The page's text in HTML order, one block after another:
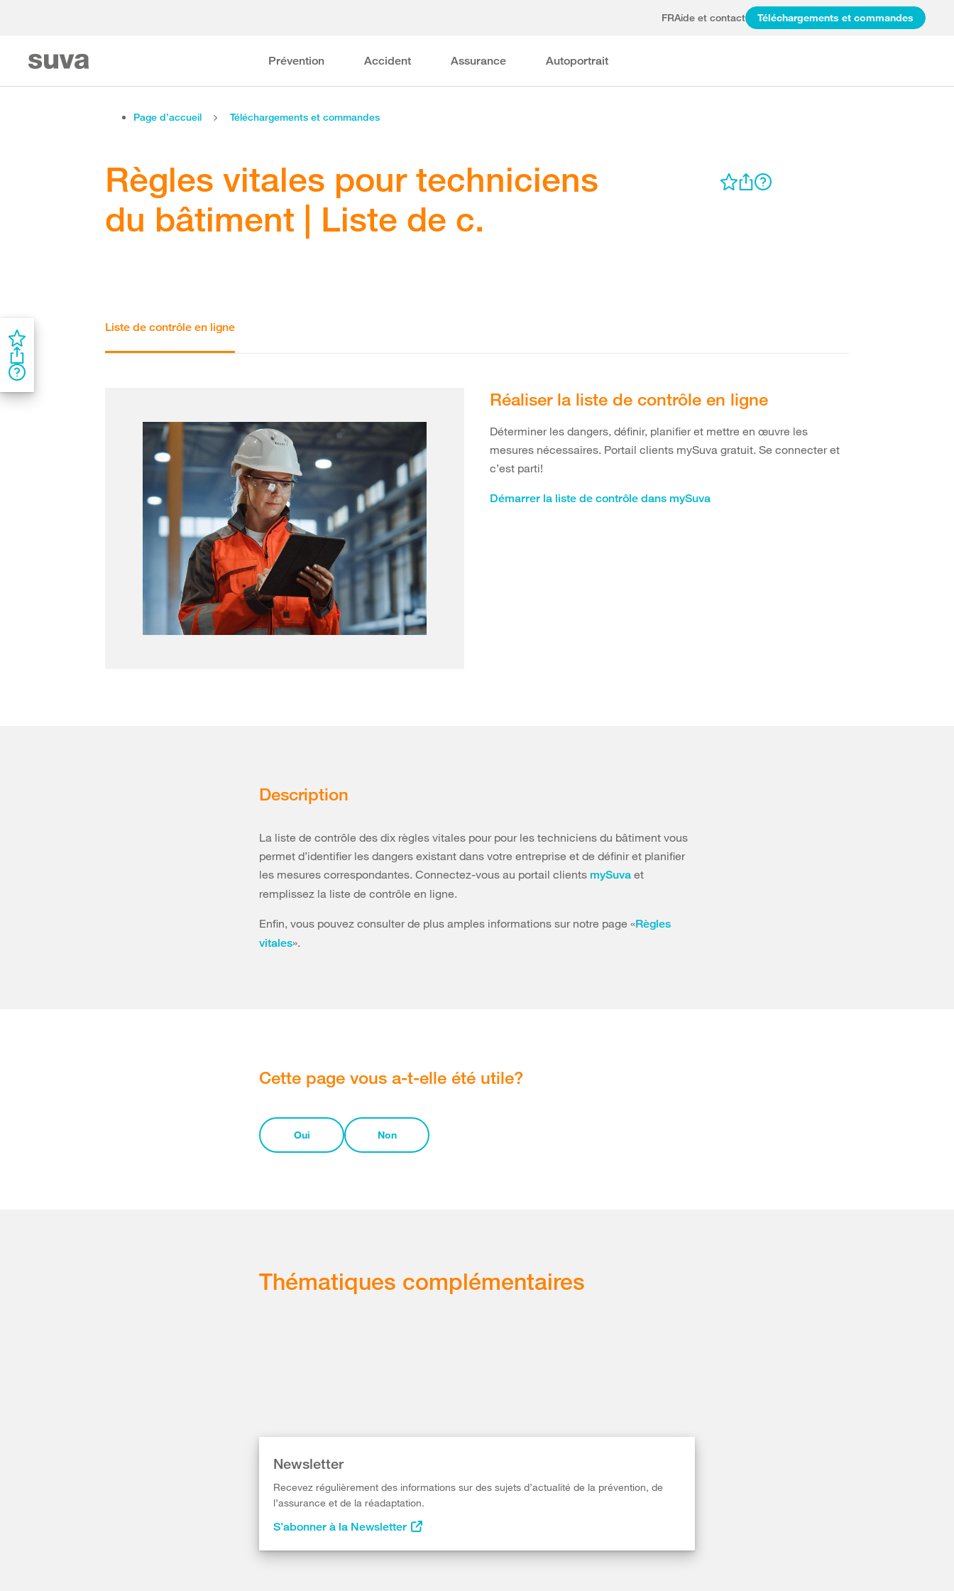
FRAide et contact Téléchargements et commandes
Prévention Accident Assurance Autoportrait
Page d’accueil Téléchargements et commandes
Règles vitales pour techniciens
du bâtiment | Liste de c.
Liste de contrôle en ligne
Réaliser la liste de contrôle en ligne
Déterminer les dangers, définir, planifier et mettre en œuvre les
mesures nécessaires. Portail clients mySuva gratuit. Se connecter et
c’est parti!
Démarrer la liste de contrôle dans mySuva
Description
La liste de contrôle des dix règles vitales pour pour les techniciens du bâtiment vous
permet d’identifier les dangers existant dans votre entreprise et de définir et planifier
les mesures correspondantes. Connectez-vous au portail clients mySuva et
remplissez la liste de contrôle en ligne.
Enfin, vous pouvez consulter de plus amples informations sur notre page «Règles
vitales».
Cette page vous a-t-elle été utile?
Oui Non
Thématiques complémentaires
Newsletter
Recevez régulièrement des informations sur des sujets d’actualité de la prévention, de
l’assurance et de la réadaptation.
S’abonner à la Newsletter